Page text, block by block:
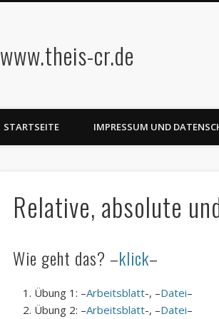
www.theis-cr.de
STARTSEITE IMPRESSUM UND
Relative, absolute
Wie geht das? –klick–
Übung 1: –Arbeitsblatt-, –Datei–
Übung 2: –Arbeitsblatt-, –Datei–